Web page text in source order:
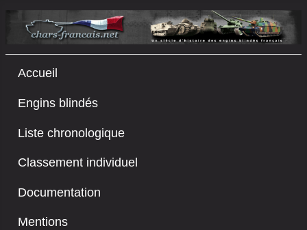
Accueil
Engins blindés
Liste chronologique
Classement individuel
Documentation
Mentions